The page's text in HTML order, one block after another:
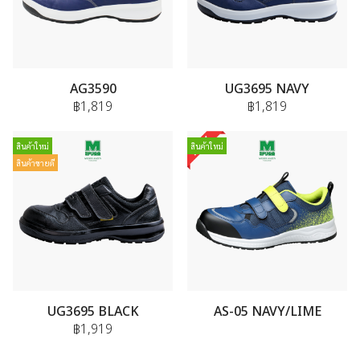
AG3590
฿1,819
UG3695 NAVY
฿1,819
สินค้าใหม่
สินค้าขายดี
UG3695 BLACK
฿1,919
สินค้าใหม่
AS-05 NAVY/LIME